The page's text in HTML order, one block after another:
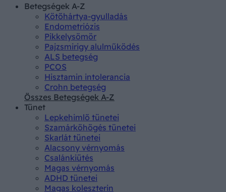
Betegségek A-Z
Kötőhártya-gyulladás
Endometriózis
Pikkelysömör
Pajzsmirigy alulműködés
ALS betegség
PCOS
Hisztamin intolerancia
Crohn betegség
Összes Betegségek A-Z
Tünet
Lepkehimlő tünetei
Szamárköhögés tünetei
Skarlát tünetei
Alacsony vérnyomás
Csalánkiütés
Magas vérnyomás
ADHD tünetei
Magas koleszterin